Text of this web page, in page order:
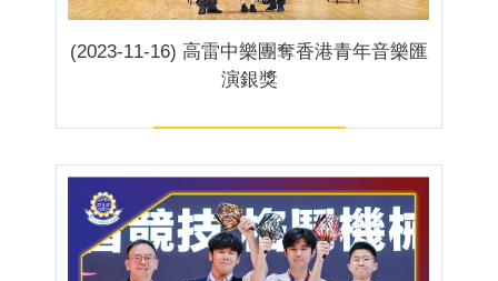
(2023-11-16) 高雷中樂團奪香港青年音樂匯
演銀獎